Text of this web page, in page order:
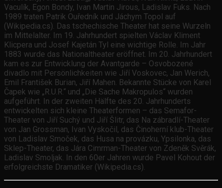
Vaculík, Egon Bondy, Ivan Martin Jirous, Ladislav Fuks. Nach
1989 traten Patrik Ouředník und Jáchym Topol auf
(Wikipedia.cs). Das tschechische Theater hat seine Wurzeln
im Mittelalter. Im 19. Jahrhundert spielten Václav Kliment
Klicpera und Josef Kajetán Tyl eine wichtige Rolle. Im Jahr
1883 wurde das Nationaltheater eröffnet. Im 20. Jahrhundert
kam es zur Entwicklung der Avantgarde – Osvobozené
divadlo mit Persönlichkeiten wie Jiří Voskovec, Jan Werich,
Emil František Burian, Jiří Mahen. Bekannte Stücke von Karel
Čapek wie „R.U.R.“ und „Die Sache Makropulos“ wurden
aufgeführt. In der zweiten Hälfte des 20. Jahrhunderts
entwickelten sich kleine Theaterformen – das Semafor-
Theater von Jiří Suchý und Jiří Šlitr, das Na zábradlí-Theater
von Jan Grossman, Ivan Vyskočil, das Činoherní klub-Theater
von Ladislav Smoček, das Husa na provázku, Ypsilonka, das
Sklep-Theater, das Jára Cimrman-Theater von Zdeněk Svěrák,
Ladislav Smoljak. In den 60er Jahren wurde Pavel Kohout der
erfolgreichste Dramatiker (Wikipedia.cs).